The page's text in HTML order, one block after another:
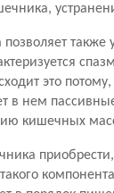
также
это потому,
в нем
кишечных